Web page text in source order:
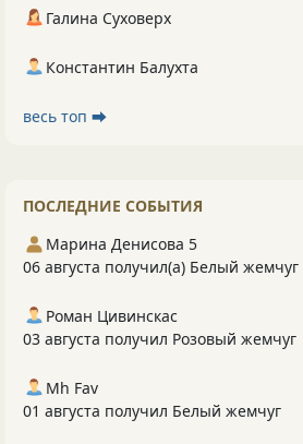
Галина Суховерх
Константин Балухта
весь топ ⮕
ПОСЛЕДНИЕ СОБЫТИЯ
Марина Денисова 5
06 августа получил(а) Белый жемчуг
Роман Цивинскас
03 августа получил Розовый жемчуг
Mh Fav
01 августа получил Белый жемчуг